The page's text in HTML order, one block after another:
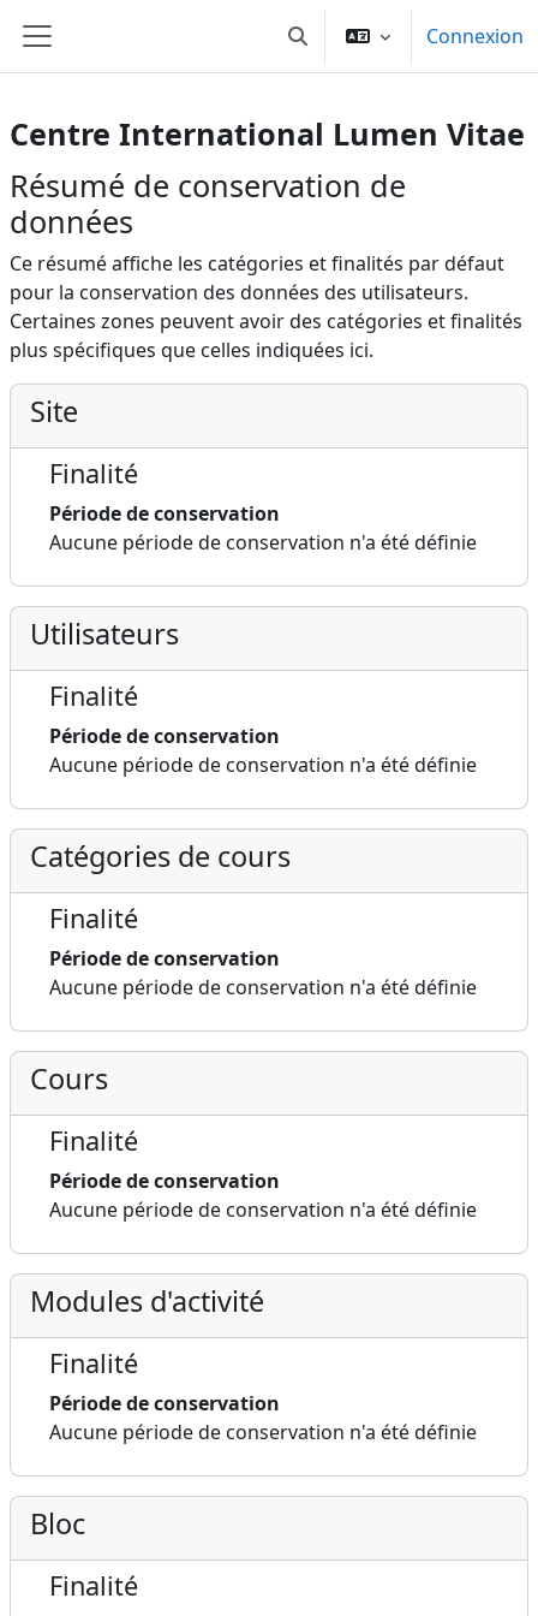
Panneau latéral Toggle search inputConnexion
Centre International Lumen Vitae
Résumé de conservation de
données
Ce résumé affiche les catégories et finalités par défaut
pour la conservation des données des utilisateurs.
Certaines zones peuvent avoir des catégories et finalités
plus spécifiques que celles indiquées ici.
Site
Finalité
Période de conservation
Aucune période de conservation n'a été définie
Utilisateurs
Finalité
Période de conservation
Aucune période de conservation n'a été définie
Catégories de cours
Finalité
Période de conservation
Aucune période de conservation n'a été définie
Cours
Finalité
Période de conservation
Aucune période de conservation n'a été définie
Modules d'activité
Finalité
Période de conservation
Aucune période de conservation n'a été définie
Bloc
Finalité